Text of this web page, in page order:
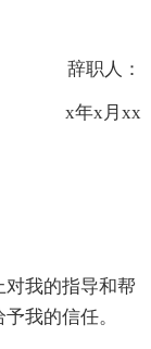
辞职人：
x年x月xx
对我的指导和帮
我的信任。